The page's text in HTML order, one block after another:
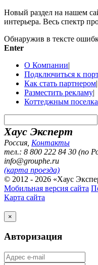
Новый раздел на нашем
интерьера. Весь спектр
Обнаружив в тексте
Enter
О Компании|
Подключиться к
Как стать партнером|
Разместить рекламу|
Коттеджным
Хаус Эксперт
Россия Контакты
тел.: 8 800 222 84 30 (по
info@grouphe.ru
(карта проезда)
© 2012 - 2026 «Хаус
Мобильная версия сайта
Карта сайта
×
Авторизация